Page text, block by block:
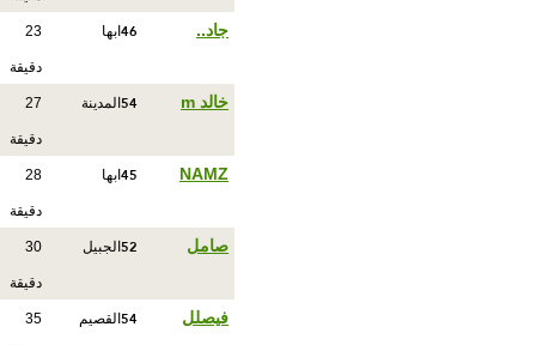
جاد.. 46 ابها 23
دقيقة
خالد m 54 المدينة 27
دقيقة
NAMZ
45 ابها 28
دقيقة
صامل 52 الجبيل 30
دقيقة
فيصلل 54 القصيم 35